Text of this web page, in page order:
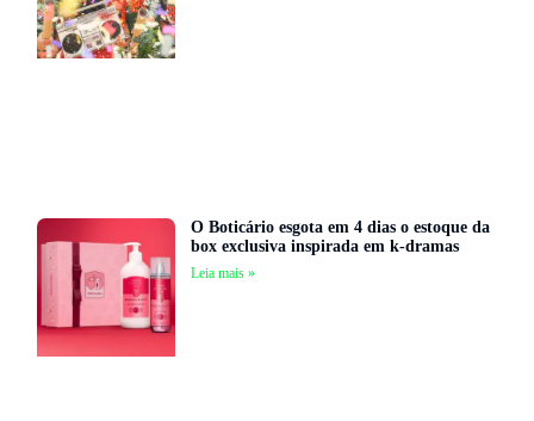
O Boticário esgota em 4 dias o estoque da
box exclusiva inspirada em k-dramas
Leia mais »